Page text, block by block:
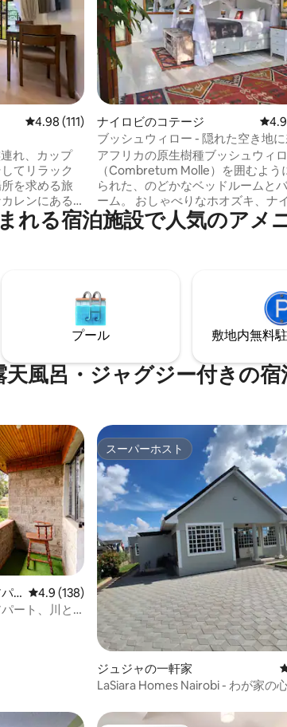
価 レビュー111件、5つ星中4.98つ星の平均評価
4.98 (111)
れ、カップ
てリラック
を求める旅
レンにある
は、明るく
ール、カフ
が高く、環
ます。ゲス
ート裏庭、
されているす
利用いただ
ナイロビのコテージ レビ
ブッシュウィロー - 隠れた空き地に
む光。
アフリカの原生樹種ブッシュウィ
（Combretum Molle）を囲むよう
られた、のどかなベッドルームと
ーム。 おしゃべりなホオズキ、ナイロビ
の夜に最適なキラーファイア、Wi-
気フェンス、バックアップインバー
分。ケニアの象徴的なリサイクルガ
工房で、鮮やかで分厚い芸術的なガ
作品で有名です。 ナイロビ郊外にあり、
カレンから50分、ナイロビ中心部
れる宿泊施設で人気のアメ
プール 敷地内無料
風呂・ジャグジー付きの宿
価 レビュー138件、5つ星中4.9つ星の平均評価
4.9 (138)
ート、川と
スーパーホスト
スーパーホスト
ジュジャの一軒家
LaSiara Homes Nairobi - わが家の